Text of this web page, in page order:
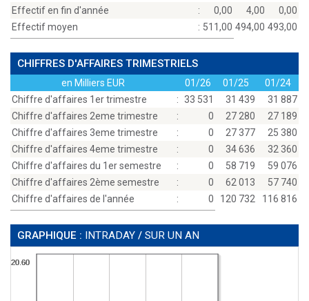
Effectif en fin d'année
: 0,00 4,00
0,00
Effectif moyen
: 511,00 494,00 493,00
CHIFFRES D'AFFAIRES TRIMESTRIELS
en Milliers EUR 01/26 01/25
01/24
Chiffre d'affaires 1er trimestre
: 33 531 31 439
31 887
Chiffre d'affaires 2eme trimestre
: 0 27 280
27 189
Chiffre d'affaires 3eme trimestre
: 0 27 377
25 380
Chiffre d'affaires 4eme trimestre
: 0 34 636
32 360
Chiffre d'affaires du 1er semestre
: 0 58 719
59 076
Chiffre d'affaires 2ème semestre
: 0 62 013
57 740
Chiffre d'affaires de l'année
: 0 120 732 116 816
GRAPHIQUE : INTRADAY / SUR UN AN
20.60
20.60
20.60
20.60